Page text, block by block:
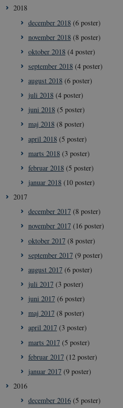
2018
december 2018(6 poster)
november 2018(8 poster)
oktober 2018(4 poster)
september 2018(4 poster)
august 2018(6 poster)
juli 2018(4 poster)
juni 2018(5 poster)
maj 2018(8 poster)
april 2018(5 poster)
marts 2018(3 poster)
februar 2018(5 poster)
januar 2018(10 poster)
2017
december 2017(8 poster)
november 2017(16 poster)
oktober 2017(8 poster)
september 2017(9 poster)
august 2017(6 poster)
juli 2017(3 poster)
juni 2017(6 poster)
maj 2017(8 poster)
april 2017(3 poster)
marts 2017(5 poster)
februar 2017(12 poster)
januar 2017(9 poster)
2016
december 2016(5 poster)
Navn
VISITOR_PRIVACY_METADATA
__Secure-
9HhVKGisoSkjZJef_EA